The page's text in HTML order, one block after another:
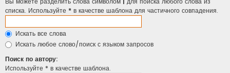
списка. Используйте * в качестве шаблона для частичного совпадения.
Искать все слова
Искать любое слово/поиск с языком запросов
Поиск по автору:
Используйте * в качестве шаблона.